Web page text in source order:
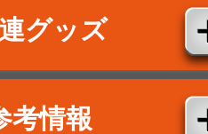
グッズ
考情報